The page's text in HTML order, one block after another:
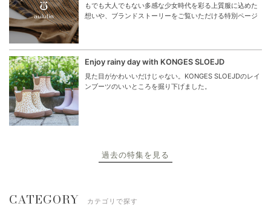
もでも大人でもない多感な少女時代を彩る上質服に込めた
想いや、ブランドストーリーをご覧いただける特別ページ
Enjoy rainy day with KONGES SLOEJD
見た目がかわいいだけじゃない。KONGES SLOEJDのレイ
ンブーツのいいところを掘り下げました。
過去の特集を見る
CATEGORY カテゴリで探す